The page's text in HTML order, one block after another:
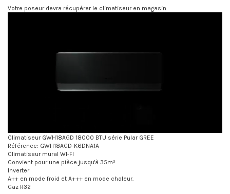
Votre poseur devra récupérer le climatiseur en magasin.
Climatiseur GWH18AGD 18000 BTU série Pular GREE
Référence: GWH18AGD-K6DNA1A
Climatiseur mural WI-FI
Convient pour une pièce jusqu'à 35m²
Inverter
A++ en mode froid et A+++ en mode chaleur.
Gaz R32